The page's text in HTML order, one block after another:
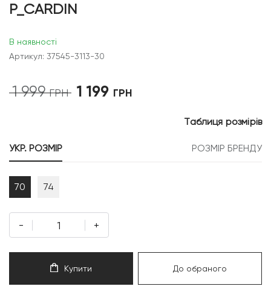
P_CARDIN
В наявності
Артикул: 37545-3113-30
1 999ГРН
Оригінальна
1 199 ГРН
УКР. РОЗМІР
РОЗМІР БРЕНДУ
Таблиця розмірів
70 74
- +
Купити До обраного